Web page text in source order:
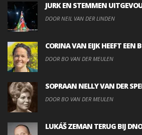
JURK EN STEMMEN
DOOR NEIL VAN DER LINDEN
CORINA VAN EIJK HEEFT EEN
DOOR BO VAN DER MEULEN
SOPRAAN NELLY VAN DER
DOOR BO VAN DER MEULEN
LUKÁŠ ZEMAN TERUG BIJ